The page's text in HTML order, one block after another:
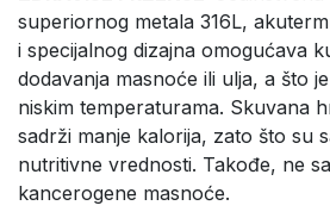
superiornog metala 316L,
i specijalnog dizajna omogućava
dodavanja masnoće ili ulja, a što
niskim temperaturama. Skuvana
sadrži manje kalorija, zato što su
nutritivne vrednosti. Takođe, ne
kancerogene masnoće.